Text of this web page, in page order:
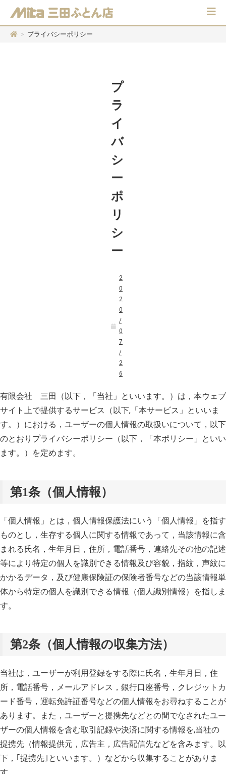
> プライバシーポリシー
プ
ラ
イ
バ
シ
ー
ポ
リ
シ
ー
2
0
2
0
/
0
7
/
2
6
有限会社 三田（以下，「当社」といいます。）は，本ウェブ
サイト上で提供するサービス（以下,「本サービス」といいま
す。）における，ユーザーの個人情報の取扱いについて，以下
のとおりプライバシーポリシー（以下，「本ポリシー」といい
ます。）を定めます。
第1条（個人情報）
「個人情報」とは，個人情報保護法にいう「個人情報」を指す
ものとし，生存する個人に関する情報であって，当該情報に含
まれる氏名，生年月日，住所，電話番号，連絡先その他の記述
等により特定の個人を識別できる情報及び容貌，指紋，声紋に
かかるデータ，及び健康保険証の保険者番号などの当該情報単
体から特定の個人を識別できる情報（個人識別情報）を指しま
す。
第2条（個人情報の収集方法）
当社は，ユーザーが利用登録をする際に氏名，生年月日，住
所，電話番号，メールアドレス，銀行口座番号，クレジットカ
ード番号，運転免許証番号などの個人情報をお尋ねすることが
あります。また，ユーザーと提携先などとの間でなされたユー
ザーの個人情報を含む取引記録や決済に関する情報を,当社の
提携先（情報提供元，広告主，広告配信先などを含みます。以
下，｢提携先｣といいます。）などから収集することがありま